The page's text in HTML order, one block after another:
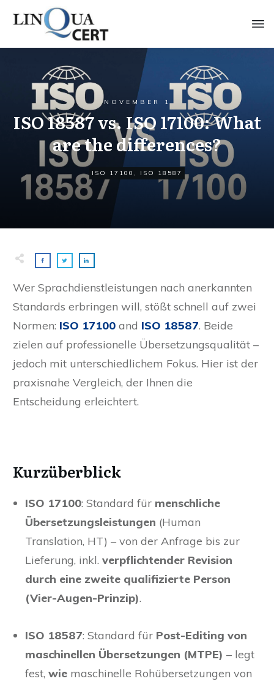
NOVEMBER 1
ISO 18587 vs. ISO 17100: What
are the differences?
ISO 17100 , ISO 18587
Wer Sprachdienstleistungen nach anerkannten
Standards erbringen will, stößt schnell auf zwei
Normen: ISO 17100 and ISO 18587. Beide
zielen auf professionelle Übersetzungsqualität –
jedoch mit unterschiedlichem Fokus. Hier ist der
praxisnahe Vergleich, der Ihnen die
Entscheidung erleichtert.
Kurzüberblick
ISO 17100: Standard für menschliche
Übersetzungsleistungen (Human
Translation, HT) – von der Anfrage bis zur
Lieferung, inkl. verpflichtender Revision
durch eine zweite qualifizierte Person
(Vier-Augen-Prinzip).
ISO 18587: Standard für Post-Editing von
maschinellen Übersetzungen (MTPE) – legt
fest, wie maschinelle Rohübersetzungen von